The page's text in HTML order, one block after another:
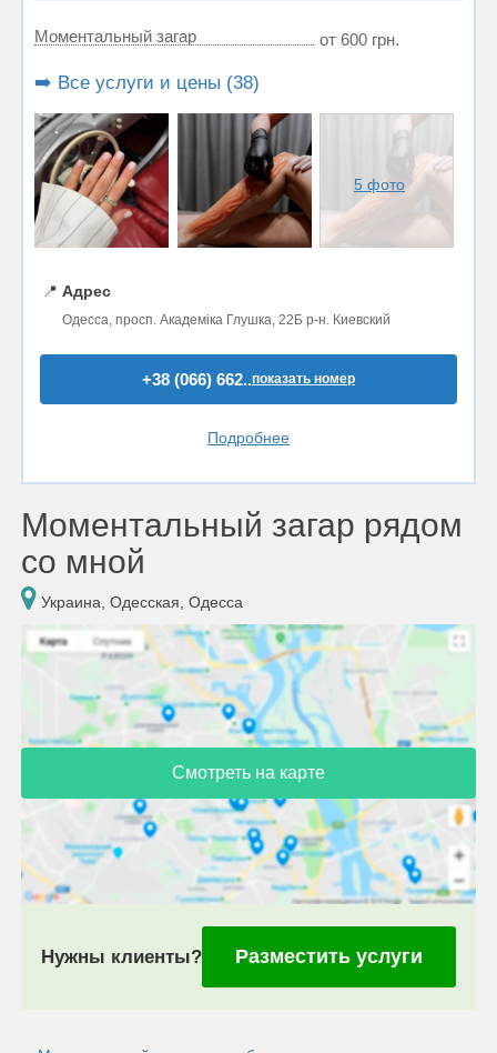
Моментальный загар от 600 грн.
➡️ Все услуги и цены (38)
5 фото
📍 Адрес
Одесса, просп. Академіка Глушка, 22Б р-н. Киевский
+38 (066) 662..показать номер
Подробнее
Моментальный загар рядом
со мной
Украина, Одесская, Одесса
Смотреть на карте
Нужны клиенты? Разместить услуги